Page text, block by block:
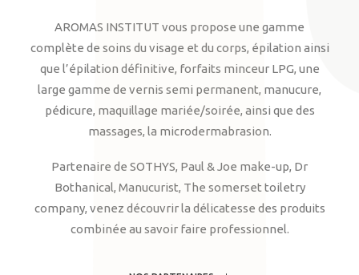
AROMAS INSTITUT vous propose une gamme
complète de soins du visage et du corps, épilation ainsi
que l’épilation définitive, forfaits minceur LPG, une
large gamme de vernis semi permanent, manucure,
pédicure, maquillage mariée/soirée, ainsi que des
massages, la microdermabrasion.
Partenaire de SOTHYS, Paul & Joe make-up, Dr
Bothanical, Manucurist, The somerset toiletry
company, venez découvrir la délicatesse des produits
combinée au savoir faire professionnel.